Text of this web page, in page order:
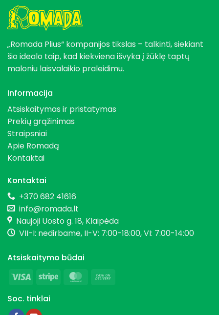
„Romada Plius“ kompanijos tikslas – talkinti, siekiant
šio idealo taip, kad kiekviena išvyka į žūklę taptų
maloniu laisvalaikio praleidimu.
Informacija
Atsiskaitymas ir pristatymas
Prekių grąžinimas
Straipsniai
Apie Romadą
Kontaktai
Kontaktai
+370 682 41616
info@romada.lt
Naujoji Uosto g. 18, Klaipėda
VII-I: nedirbame, II-V: 7:00-18:00, VI: 7:00-14:00
Atsiskaitymo būdai
Visa
Stripe MasterCard
Soc. tinklai